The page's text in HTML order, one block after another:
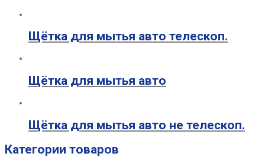
Щётка для мытья авто телескоп.
Щётка для мытья авто
Щётка для мытья авто не телескоп.
Категории товаров